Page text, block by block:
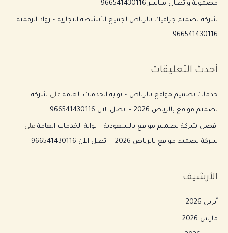
مضمونة واتصال مباشر 966541430116
شركة تصميم جرافيك بالرياض لجميع الأنشطة التجارية – رواد الرقمية
966541430116
أحدث التعليقات
خدمات تصميم مواقع بالرياض – بوابة الخدمات العامة على شركة
تصميم مواقع بالرياض 2026 – اتصل الآن 966541430116
افضل شركة تصميم مواقع بالسعودية – بوابة الخدمات العامة على
شركة تصميم مواقع بالرياض 2026 – اتصل الآن 966541430116
الأرشيف
أبريل 2026
مارس 2026